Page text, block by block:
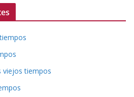
viejos tiempos